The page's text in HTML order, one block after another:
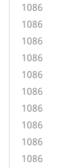
1086
1086
1086
1086
1086
1086
1086
1086
1086
1086